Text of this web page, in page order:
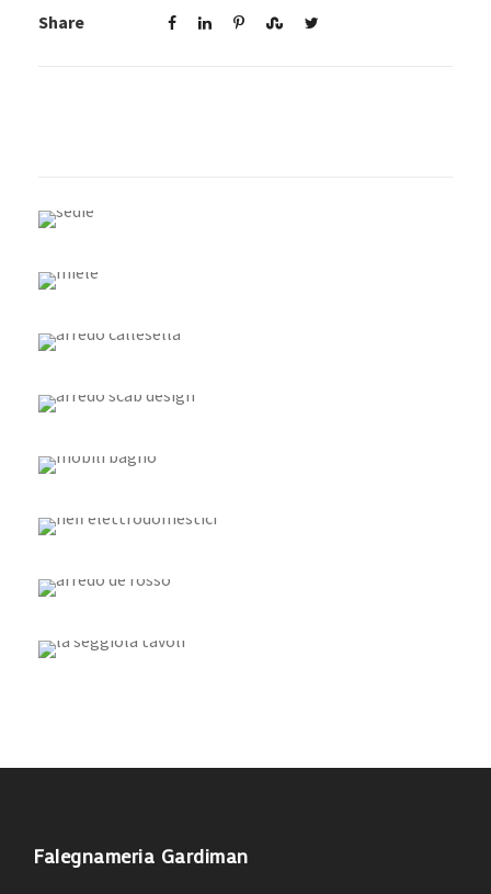
Share
SCAB DESIGN: OGGETTI
ARDECO: ALTA QUALITÀ “MADE
NEFF: L’EQUILIBRIO DELLE
DE ROSSO: DESIGN PROIETTATO
LA SEGGIOLA: UN CATALOGO DI
Falegnameria Gardiman